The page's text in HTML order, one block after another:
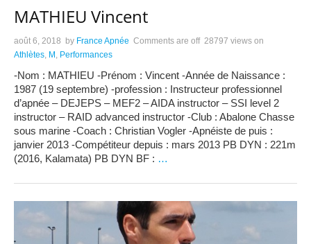
MATHIEU Vincent
août 6, 2018 by France Apnée Comments are off 28797 views on
Athlètes, M , Performances
-Nom : MATHIEU -Prénom : Vincent -Année de Naissance :
1987 (19 septembre) -profession : Instructeur professionnel
d’apnée – DEJEPS – MEF2 – AIDA instructor – SSI level 2
instructor – RAID advanced instructor -Club : Abalone Chasse
sous marine -Coach : Christian Vogler -Apnéiste de puis :
janvier 2013 -Compétiteur depuis : mars 2013 PB DYN : 221m
(2016, Kalamata) PB DYN BF : …